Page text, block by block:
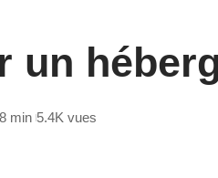
un
8 min 5.4K vues